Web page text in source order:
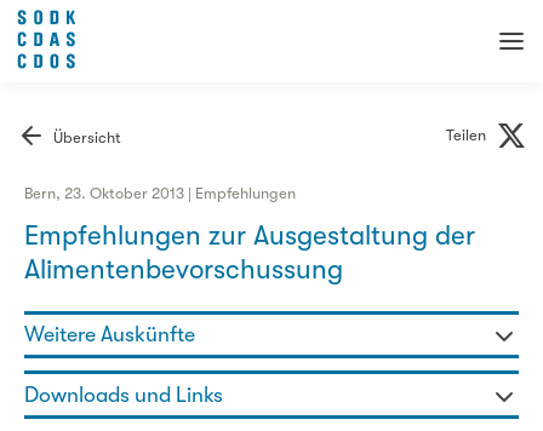
Übersicht Teilen
Bern, 23. Oktober 2013 | Empfehlungen
Empfehlungen zur Ausgestaltung der
Alimentenbevorschussung
Weitere Auskünfte
Martin Allemann - Fachbereichsleiter
031 320 29 97
Downloads und Links